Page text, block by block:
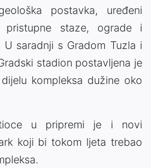
postavka, uređeni
pristupne staze, ograde i
saradnji s Gradom Tuzla i
stadion postavljena je
kompleksa dužine oko
u pripremi je i novi
koji bi tokom ljeta trebao